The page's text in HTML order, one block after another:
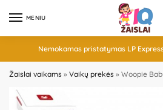
MENIU
Nemokamas pristatymas LP
Žaislai vaikams » Vaikų prekės » Woopie